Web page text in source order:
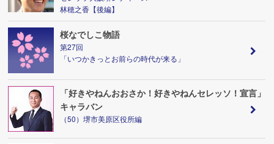
林穂之香【後編】
桜なでしこ物語
第27回
「いつかきっとお前らの時代が来る」
「好きやねんおおさか！好きやねんセレッソ！宣言」
キャラバン
（50）堺市美原区役所編